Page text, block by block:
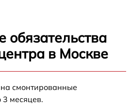
обязательства
в Москве
на смонтированные
месяцев.